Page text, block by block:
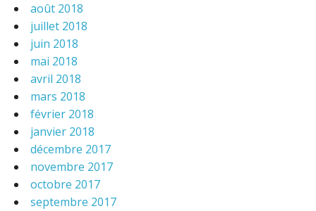
août 2018
juillet 2018
juin 2018
mai 2018
avril 2018
mars 2018
février 2018
janvier 2018
décembre 2017
novembre 2017
octobre 2017
septembre 2017